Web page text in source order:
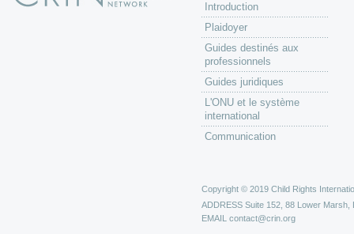
Introduction
Plaidoyer
Guides destinés aux
professionnels
Guides juridiques
L'ONU et le système
international
Communication
Copyright © 2019 Child Rights
ADDRESS Suite 152, 88 Lower Marsh,
EMAIL contact@crin.org